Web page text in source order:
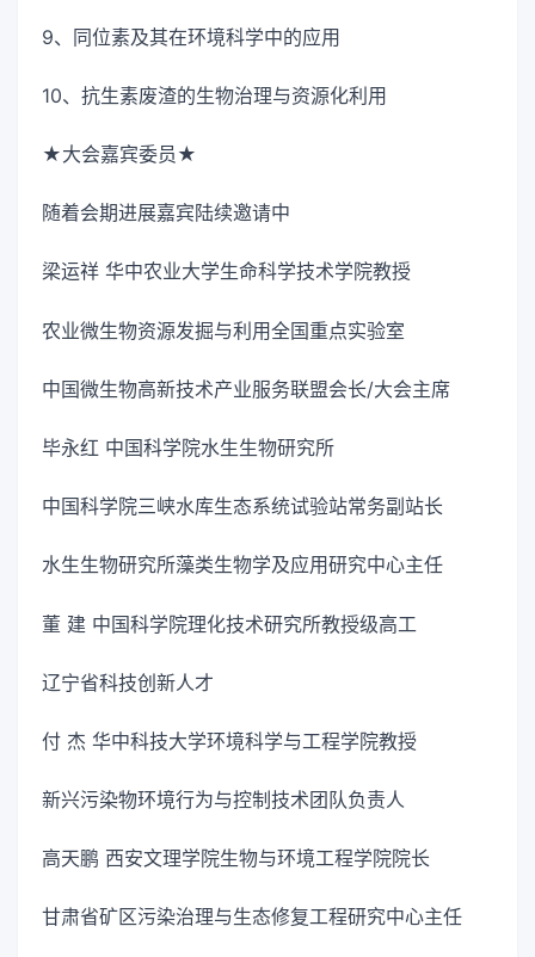
9、同位素及其在环境科学中的应用
10、抗生素废渣的生物治理与资源化利用
★大会嘉宾委员★
随着会期进展嘉宾陆续邀请中
梁运祥 华中农业大学生命科学技术学院教授
农业微生物资源发掘与利用全国重点实验室
中国微生物高新技术产业服务联盟会长/大会主席
毕永红 中国科学院水生生物研究所
中国科学院三峡水库生态系统试验站常务副站长
水生生物研究所藻类生物学及应用研究中心主任
董 建 中国科学院理化技术研究所教授级高工
辽宁省科技创新人才
付 杰 华中科技大学环境科学与工程学院教授
新兴污染物环境行为与控制技术团队负责人
高天鹏 西安文理学院生物与环境工程学院院长
甘肃省矿区污染治理与生态修复工程研究中心主任